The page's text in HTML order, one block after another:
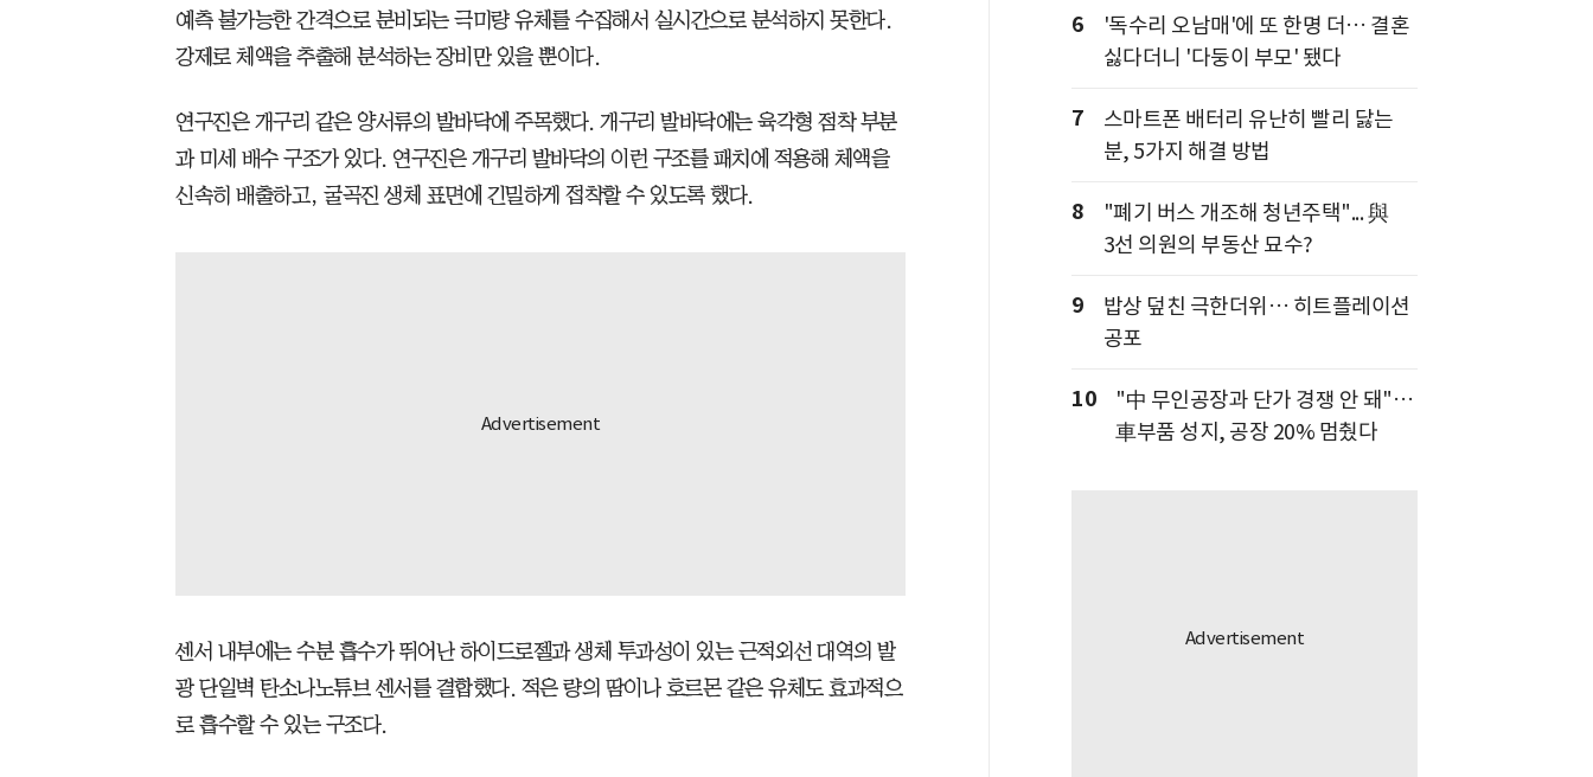
예측 불가능한 간격으로 분비되는 극미량 유체를 수집해서 실시간으로 분석하지 못한다.
강제로 체액을 추출해 분석하는 장비만 있을 뿐이다.
연구진은 개구리 같은 양서류의 발바닥에 주목했다. 개구리 발바닥에는 육각형 점착 부분
과 미세 배수 구조가 있다. 연구진은 개구리 발바닥의 이런 구조를 패치에 적용해 체액을
신속히 배출하고, 굴곡진 생체 표면에 긴밀하게 접착할 수 있도록 했다.
센서 내부에는 수분 흡수가 뛰어난 하이드로젤과 생체 투과성이 있는 근적외선 대역의 발
광 단일벽 탄소나노튜브 센서를 결합했다. 적은 량의 땀이나 호르몬 같은 유체도 효과적으
로 흡수할 수 있는 구조다.
6
'독수리 오남매'에 또 한명 더… 결혼
싫다더니 '다둥이 부모' 됐다
7
스마트폰 배터리 유난히 빨리 닳는
분, 5가지 해결 방법
8
"폐기 버스 개조해 청년주택"... 與
3선 의원의 부동산 묘수?
9
밥상 덮친 극한더위… 히트플레이션
공포
10
"中 무인공장과 단가 경쟁 안 돼"…
車부품 성지, 공장 20% 멈췄다